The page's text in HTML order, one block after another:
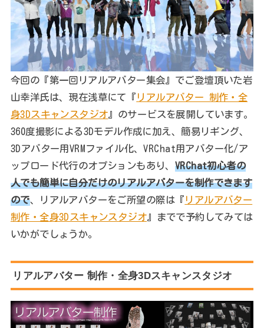
今回の『第一回リアルアバター集会』でご登壇頂いた岩
山幸洋氏は、現在浅草にて『 リアルアバター 制作・全
身3Dスキャンスタジオ 』のサービスを展開しています。
360度撮影による3Dモデル作成に加え、簡易リギング、
3Dアバター用VRMファイル化、VRChat用アバター化/ア
ップロード代行のオプションもあり、 VRChat初心者の
人でも簡単に自分だけのリアルアバターを制作できます
ので、リアルアバターをご所望の際は『 リアルアバター
制作・全身3Dスキャンスタジオ 』までで予約してみては
いかがでしょうか。
リアルアバター 制作・全身3Dスキャンスタジオ